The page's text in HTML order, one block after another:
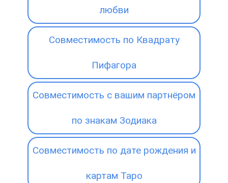
любви
Совместимость по Квадрату
Пифагора
Совместимость с вашим партнёром
по знакам Зодиака
Совместимость по дате рождения и
картам Таро